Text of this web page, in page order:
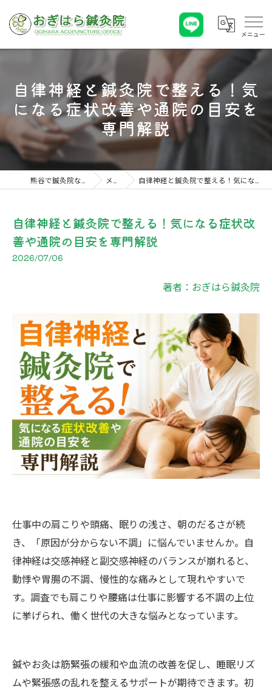
自律神経と鍼灸院で整える！気
になる症状改善や通院の目安を
専門解説
メディア 自律神経と鍼灸院で整える！気になる症状改善や通院の目安を専門解説
自律神経と鍼灸院で整える！気になる症状改
善や通院の目安を専門解説
2026/07/06
著者：おぎはら鍼灸院
仕事中の肩こりや頭痛、眠りの浅さ、朝のだるさが続
き、「原因が分からない不調」に悩んでいませんか。自
律神経は交感神経と副交感神経のバランスが崩れると、
動悸や胃腸の不調、慢性的な痛みとして現れやすいで
す。調査でも肩こりや腰痛は仕事に影響する不調の上位
に挙げられ、働く世代の大きな悩みとなっています。
鍼やお灸は筋緊張の緩和や血流の改善を促し、睡眠リズ
ムや緊張感の乱れを整えるサポートが期待できます。初